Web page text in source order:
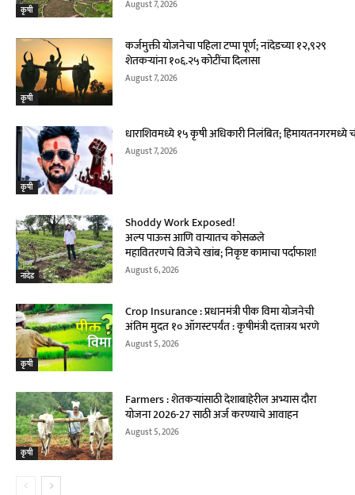
कृषी August 7, 2026
कृषी
कर्जमुक्ती योजनेचा पहिला टप्पा पूर्ण; नांदेडच्या १२,९२९
शेतकऱ्यांना १०६.२५ कोटींचा दिलासा
August 7, 2026
कृषी
धाराशिवमध्ये १५ कृषी अधिकारी निलंबित; हिमायतनगरमध्ये
August 7, 2026
नांदेड
Shoddy Work Exposed!
अल्प पाऊस आणि वाऱ्यातच कोसळले
महावितरणचे विजेचे खांब; निकृष्ट कामाचा पर्दाफाश!
August 6, 2026
कृषी
Crop Insurance : प्रधानमंत्री पीक विमा योजनेची
अंतिम मुदत १० ऑगस्टपर्यंत : कृषीमंत्री दत्तात्रय भरणे
August 5, 2026
कृषी
Farmers : शेतकऱ्यांसाठी देशाबाहेरील अभ्यास दौरा
योजना 2026-27 साठी अर्ज करण्याचे आवाहन
August 5, 2026